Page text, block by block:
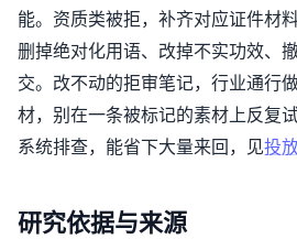
能。资质类被拒，补齐对应证件材
删掉绝对化用语、改掉不实功效、
交。改不动的拒审笔记，行业通行
材，别在一条被标记的素材上反复
系统排查，能省下大量来回，见投
研究依据与来源